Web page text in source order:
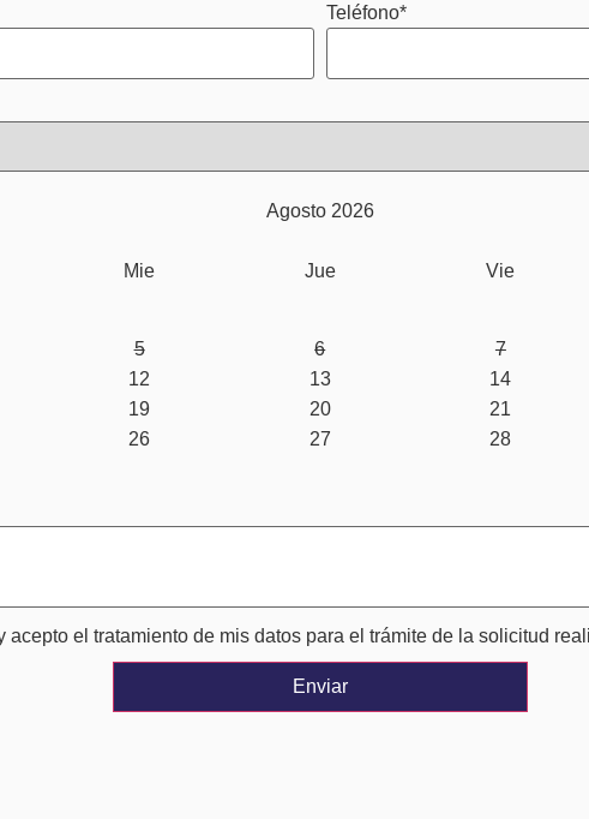
Teléfono*
Agosto 2026
Mie Jue Vie
5 6
7
12 13
14
19 20
21
26 27
28
el tratamiento de mis datos para el trámite de la solicitud
Enviar